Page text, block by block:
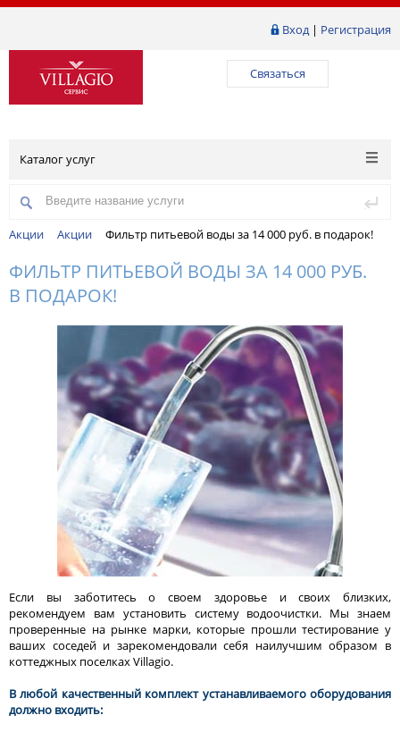
Вход| Регистрация
Связаться
Каталог услуг
Акции Акции Фильтр питьевой воды за 14 000 руб. в подарок!
ФИЛЬТР ПИТЬЕВОЙ ВОДЫ ЗА 14 000 РУБ.
В ПОДАРОК!
Если вы заботитесь о своем здоровье и своих близких,
рекомендуем вам установить систему водоочистки. Мы знаем
проверенные на рынке марки, которые прошли тестирование у
ваших соседей и зарекомендовали себя наилучшим образом в
коттеджных поселках Villagio.
В любой качественный комплект устанавливаемого оборудования
должно входить: